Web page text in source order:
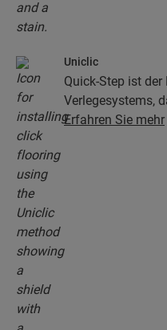
Uniclic
Quick-Step ist
Verlegesystems,
System ist. Mit
Erfahren Sie mehr